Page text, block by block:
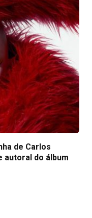
de Carlos
autoral do álbum